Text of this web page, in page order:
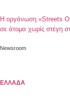
Η οργάνωση «Streets
σε άτομα χωρίς στέγη
Newsroom
ΕΛΛΑΔΑ